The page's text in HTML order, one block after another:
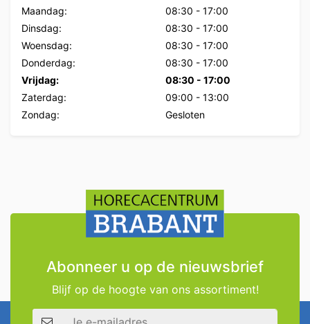
Maandag: 08:30 - 17:00
Dinsdag:
08:30 - 17:00
Woensdag:
08:30 - 17:00
Donderdag:
08:30 - 17:00
Vrijdag:
08:30 - 17:00
Zaterdag:
09:00 - 13:00
Zondag:
Gesloten
Abonneer u op de nieuwsbrief
Blijf op de hoogte van ons assortiment!
E-mailadres